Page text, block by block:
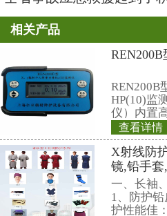
结束，经过了会
险救援、进行环
恢复正常秩序等
险组、辐射监测
卫组、医疗救护
历时3小时20分钟
通过演练，提
急响应行动水平